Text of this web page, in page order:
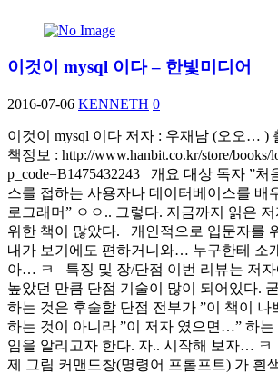
이것이 mysql 이다 – 한빛미디어
2016-07-06 KENNETH 0
이것이 mysql 이다 저자 : 우재남 (오오… )
책정보 : http://www.hanbit.co.kr/store/books/
p_code=B1475432243 개요 대상 독자 ”처
스를 접하는 사용자나 데이터베이스를 배
로그래머” ㅇㅇ.. 그렇다. 지금까지 읽은
위한 책이 많았다. 개인적으로 입문자를
내가 보기에도 편하거니와… 누구한테 소
아… ㅋ 특징 및 장/단점 이번 리뷰는 저자
높았던 만큼 단점 기술이 많이 되어있다.
하는 것은 후술할 단점 전부가 ”이 책이 나
하는 것이 아니라 ”이 저자 였으면…” 하는
임을 알리고자 한다. 자.. 시작해 보자… ㅋ
제 그림 커맨드창(명령어 프롬프트) 가 흰